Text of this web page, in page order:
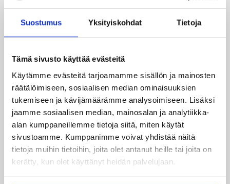
Suostumus Yksityiskohdat Tietoja
Tämä sivusto käyttää evästeitä
Käytämme evästeitä tarjoamamme sisällön ja mainosten
räätälöimiseen, sosiaalisen median ominaisuuksien
tukemiseen ja kävijämäärämme analysoimiseen. Lisäksi
jaamme sosiaalisen median, mainosalan ja analytiikka-
alan kumppaneillemme tietoja siitä, miten käytät
sivustoamme. Kumppanimme voivat yhdistää näitä
tietoja muihin tietoihin, joita olet antanut heille tai joita on
kerätty, kun olet käyttänyt heidän palvelujaan.
Liettuassa, Romaniassa, Bosniassa ja viimeksi
Islannissa.